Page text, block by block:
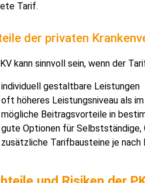
Tarif.
der privaten
kann sinnvoll sein, wenn der
individuell gestaltbare Leistungen
oft höheres Leistungsniveau als
mögliche Beitragsvorteile in
gute Optionen für Selbstständige,
zusätzliche Tarifbausteine je nach